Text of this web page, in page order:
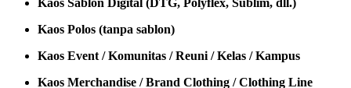
Kaos Sablon Digital (DTG, Polyflex, Sublim, dll.)
Kaos Polos (tanpa sablon)
Kaos Event / Komunitas / Reuni / Kelas / Kampus
Kaos Merchandise / Brand Clothing / Clothing Line